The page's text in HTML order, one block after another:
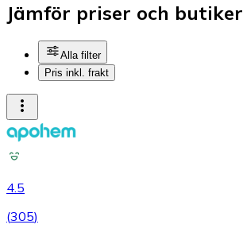
Jämför priser och butiker
Alla filter
Pris inkl. frakt
4.5
(305)